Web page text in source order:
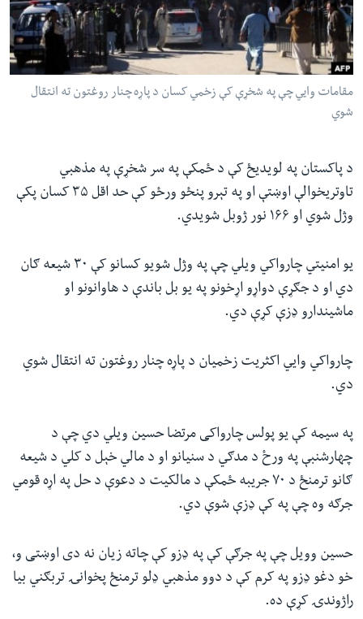
شئ
لټون
ځای
لاړ
له مونږ سره په تماس کې پاتې شئ
ژبې
مقامات وايي چې په شخړې کې زخمي کسان د پاړه چنار روغتون ته انتقال
شوي
د پاکستان په لویدیځ کې د ځمکې په سر شخړې په مذهبي
تاوتریخوالې اوښتې او په تېرو پنځو ورځو کې حد اقل ۳۵ کسان پکې
وژل شوي او ۱۶۶ نور ژوبل شویدي.
یو امنیتي چارواکي ویلي چې په وژل شویو کسانو کې ۳۰ شیعه ګان
دي او د جګړې دواړو اړخونو په یو بل باندې د هاوانونو او
ماشیندارو ډزې کړې دي.
چارواکي وايي اکثریت زخمیان د پاړه چنار روغتون ته انتقال شوي
دي.
په سیمه کې یو پولس چارواکی مرتضا حسین ویلي دي چې د
چهارشنبې په ورځ د مدګي د سنیانو او د مالي خېل د کلي د شیعه
ګانو ترمنځ د ۷۰ جریبه ځمکې د مالکیت د دعوې د حل په اړه قومي
جرګه وه چې په کې ډزې شوې دي.
حسین وویل چې په جرګې کې په ډزو کې چاته زیان نه دی اوښتی و،
خو دغو ډزو په کرم کې د دوو مذهبي‌ ډلو ترمنځ پخوانۍ تربګني بیا
راژوندۍ کړې ده.